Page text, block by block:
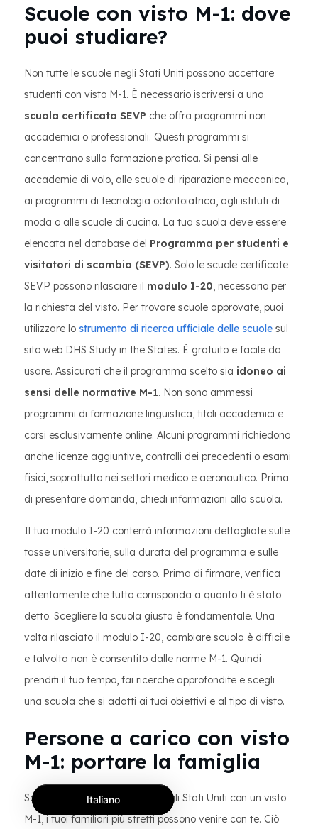
Scuole con visto M-1: dove
puoi studiare?
Non tutte le scuole negli Stati Uniti possono accettare
studenti con visto M-1. È necessario iscriversi a una
scuola certificata SEVP che offra programmi non
accademici o professionali. Questi programmi si
concentrano sulla formazione pratica. Si pensi alle
accademie di volo, alle scuole di riparazione meccanica,
ai programmi di tecnologia odontoiatrica, agli istituti di
moda o alle scuole di cucina. La tua scuola deve essere
elencata nel database del Programma per studenti e
visitatori di scambio (SEVP). Solo le scuole certificate
SEVP possono rilasciare il modulo I-20, necessario per
la richiesta del visto. Per trovare scuole approvate, puoi
utilizzare lo strumento di ricerca ufficiale delle scuole sul
sito web DHS Study in the States. È gratuito e facile da
usare. Assicurati che il programma scelto sia idoneo ai
sensi delle normative M-1. Non sono ammessi
programmi di formazione linguistica, titoli accademici e
corsi esclusivamente online. Alcuni programmi richiedono
anche licenze aggiuntive, controlli dei precedenti o esami
fisici, soprattutto nei settori medico e aeronautico. Prima
di presentare domanda, chiedi informazioni alla scuola.
Il tuo modulo I-20 conterrà informazioni dettagliate sulle
tasse universitarie, sulla durata del programma e sulle
date di inizio e fine del corso. Prima di firmare, verifica
attentamente che tutto corrisponda a quanto ti è stato
detto. Scegliere la scuola giusta è fondamentale. Una
volta rilasciato il modulo I-20, cambiare scuola è difficile
e talvolta non è consentito dalle norme M-1. Quindi
prenditi il tuo tempo, fai ricerche approfondite e scegli
una scuola che si adatti ai tuoi obiettivi e al tipo di visto.
Persone a carico con visto
M-1: portare la famiglia
Se hai intenzione di studiare negli Stati Uniti con un visto
M-1, i tuoi familiari più stretti possono venire con te. Ciò
Italiano